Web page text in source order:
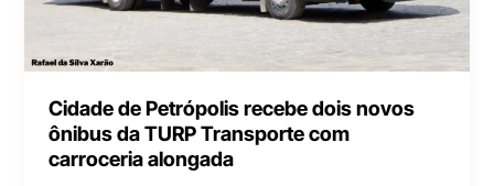
Cidade de Petrópolis recebe dois novos
ônibus da TURP Transporte com
carroceria alongada